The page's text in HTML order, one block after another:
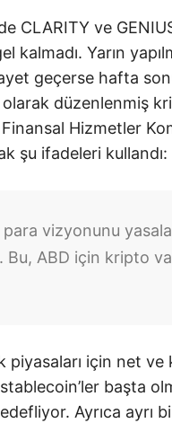
CLARITY ve
kalmadı. Yarın
geçerse hafta
düzenlenmiş
Hizmetler
şu ifadeleri kullandı:
para vizyonunu
ABD için kripto
için net ve
başta
Ayrıca ayrı